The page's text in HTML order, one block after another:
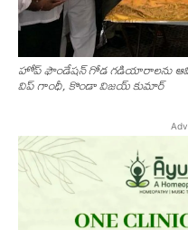
హోప్ ఫౌండేషన్ గోడ గడియారాలను
విప్ గాంధీ, కొండా విజయ్ కుమార్